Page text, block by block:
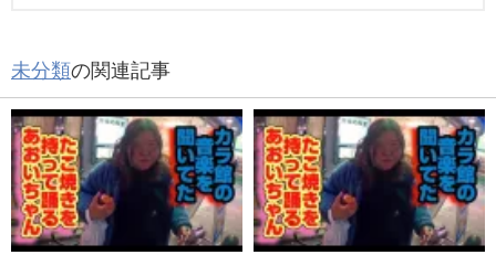
未分類の関連記事